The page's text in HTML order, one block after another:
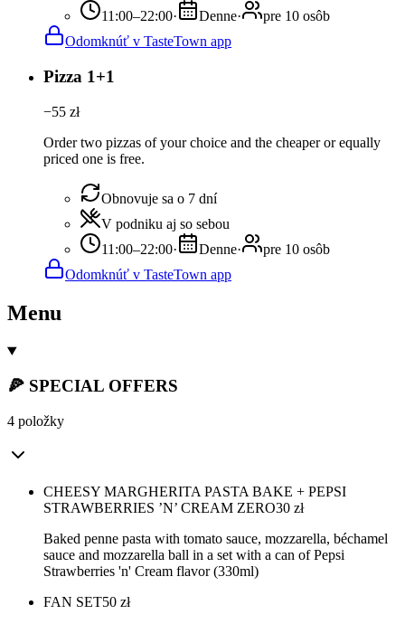
11:00–22:00· Denne·
pre 10 osôb
Odomknúť v TasteTown app
Pizza 1+1
−55 zł
Order two pizzas of your choice and the cheaper or equally
priced one is free.
Obnovuje sa o 7 dní
V podniku aj so sebou
11:00–22:00· Denne·
pre 10 osôb
Odomknúť v TasteTown app
Menu
🍕 SPECIAL OFFERS
4 položky
CHEESY MARGHERITA PASTA BAKE + PEPSI
STRAWBERRIES ’N’ CREAM ZERO30 zł
Baked penne pasta with tomato sauce, mozzarella, béchamel
sauce and mozzarella ball in a set with a can of Pepsi
Strawberries 'n' Cream flavor (330ml)
FAN SET50 zł